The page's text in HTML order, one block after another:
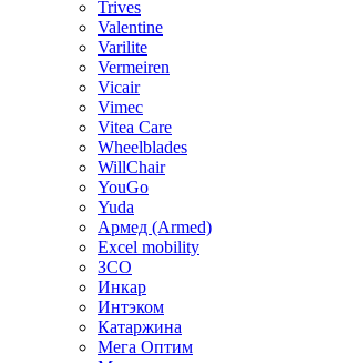
Trives
Valentine
Varilite
Vermeiren
Vicair
Vimec
Vitea Care
Wheelblades
WillChair
YouGo
Yuda
Армед (Armed)
Еxcel mobility
ЗСО
Инкар
Интэком
Катаржина
Мега Оптим